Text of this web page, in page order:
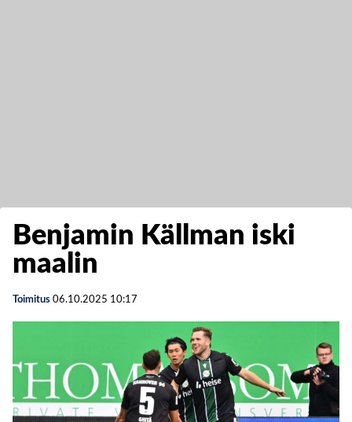
Benjamin Källman iski
maalin
Toimitus 06.10.2025 10:17